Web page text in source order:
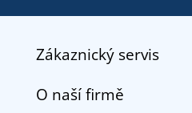
Zákaznický servis
Kontakt
O naší firmě